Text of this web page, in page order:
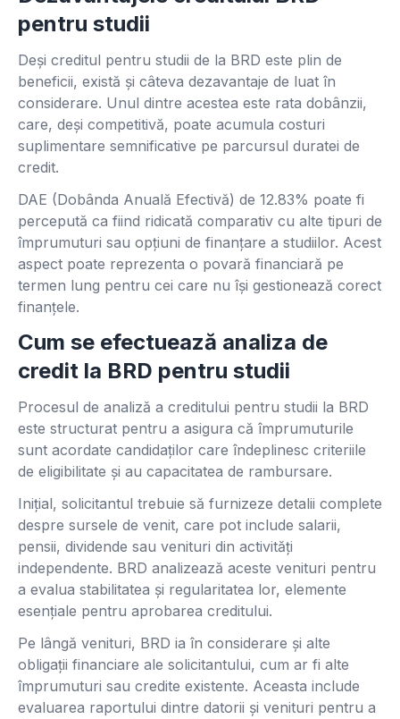
pentru studii
Deși creditul pentru studii de la BRD este plin de
beneficii, există și câteva dezavantaje de luat în
considerare. Unul dintre acestea este rata dobânzii,
care, deși competitivă, poate acumula costuri
suplimentare semnificative pe parcursul duratei de
credit.
DAE (Dobânda Anuală Efectivă) de 12.83% poate fi
percepută ca fiind ridicată comparativ cu alte tipuri de
împrumuturi sau opțiuni de finanțare a studiilor. Acest
aspect poate reprezenta o povară financiară pe
termen lung pentru cei care nu își gestionează corect
finanțele.
Cum se efectuează analiza de
credit la BRD pentru studii
Procesul de analiză a creditului pentru studii la BRD
este structurat pentru a asigura că împrumuturile
sunt acordate candidaților care îndeplinesc criteriile
de eligibilitate și au capacitatea de rambursare.
Inițial, solicitantul trebuie să furnizeze detalii complete
despre sursele de venit, care pot include salarii,
pensii, dividende sau venituri din activități
independente. BRD analizează aceste venituri pentru
a evalua stabilitatea și regularitatea lor, elemente
esențiale pentru aprobarea creditului.
Pe lângă venituri, BRD ia în considerare și alte
obligații financiare ale solicitantului, cum ar fi alte
împrumuturi sau credite existente. Aceasta include
evaluarea raportului dintre datorii și venituri pentru a